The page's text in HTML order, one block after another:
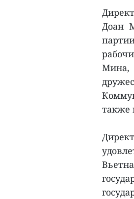
Доан
Мина,
также